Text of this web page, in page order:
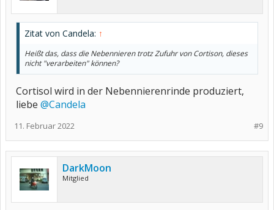
Zitat von Candela: ↑
Heißt das, dass die Nebennieren trotz Zufuhr von Cortison, dieses
nicht "verarbeiten" können?
Cortisol wird in der Nebennierenrinde produziert,
liebe @Candela
#9
11. Februar 2022
DarkMoon
Mitglied